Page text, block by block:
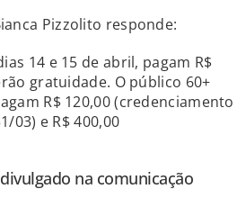
Pizzolito responde:
14 e 15 de abril, pagam R$
gratuidade. O público 60+
R$ 120,00 (credenciamento
03) e R$ 400,00
na comunicação